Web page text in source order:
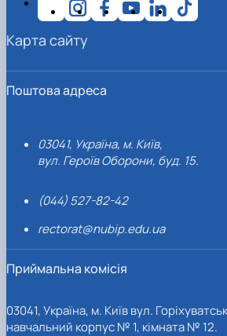
Поштова адреса
03041, Україна, м. Київ,
вул. Героїв Оборони, буд. 15.
(044) 527-82-42
rectorat@nubip.edu.ua
Приймальна комісія
03041, Україна, м. Київ вул.
навчальний корпус № 1, кімната № 12.
Карта сайту